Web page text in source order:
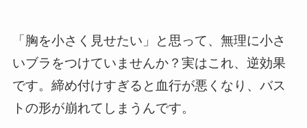
「胸を小さく見せたい」と思って、無理に小さ
いブラをつけていませんか？実はこれ、逆効果
です。締め付けすぎると血行が悪くなり、バス
トの形が崩れてしまうんです。